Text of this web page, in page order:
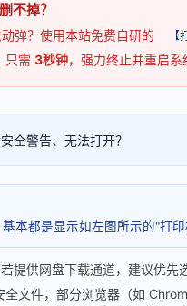
不掉？
弹？使用本站免费自研的 【
只需 3秒钟，强力终止并重启系
全警告、无法打开？
本都是显示如左图所示的"打
提供网盘下载通道，建议优先
全文件，部分浏览器（如